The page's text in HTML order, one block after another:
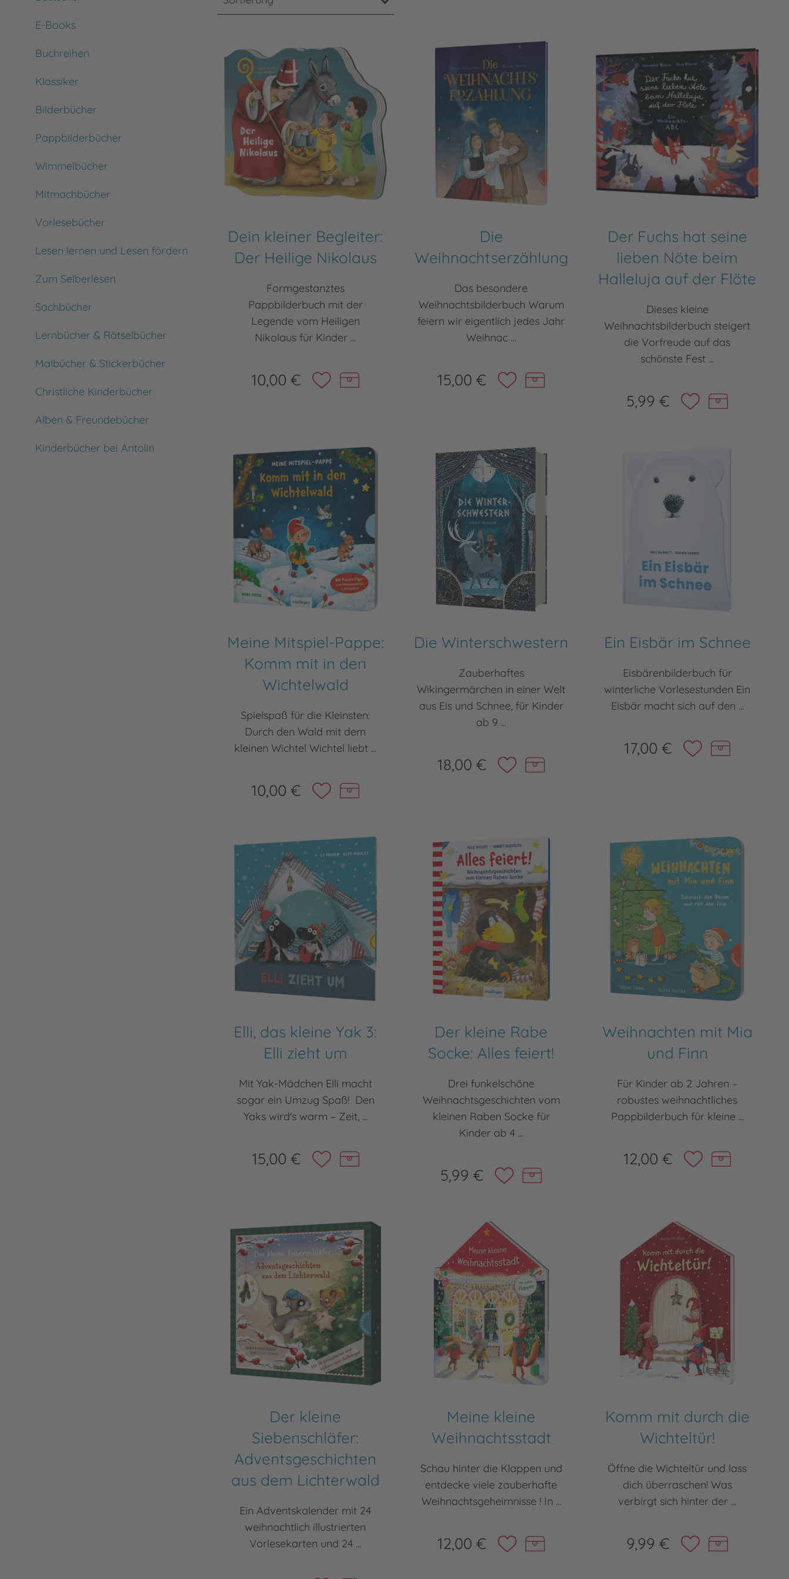
E-Books
Buchreihen
Klassiker
Bilderbücher
Pappbilderbücher
Wimmelbücher
Mitmachbücher
Vorlesebücher
Lesen lernen und Lesen fördern
Zum Selberlesen
Sachbücher
Lernbücher & Rätselbücher
Malbücher & Stickerbücher
Christliche Kinderbücher
Alben & Freundebücher
Kinderbücher bei Antolin
Dein kleiner Begleiter:
Der Heilige Nikolaus
Formgestanztes
Pappbilderbuch mit der
Legende vom Heiligen
Nikolaus für Kinder ...
10,00 €
Die
Weihnachtserzählung
Das besondere
Weihnachtsbilderbuch Warum
feiern wir eigentlich jedes Jahr
Weihnac ...
15,00 €
Der Fuchs hat seine
lieben Nöte beim
Halleluja auf der Flöte
Dieses kleine
Weihnachtsbilderbuch steigert
die Vorfreude auf das
schönste Fest ...
5,99 €
Meine Mitspiel-Pappe:
Komm mit in den
Wichtelwald
Spielspaß für die Kleinsten:
Durch den Wald mit dem
kleinen Wichtel Wichtel liebt ...
10,00 €
Die Winterschwestern
Zauberhaftes
Wikingermärchen in einer Welt
aus Eis und Schnee, für Kinder
ab 9 ...
18,00 €
Ein Eisbär im Schnee
Eisbärenbilderbuch für
winterliche Vorlesestunden Ein
Eisbär macht sich auf den ...
17,00 €
Elli, das kleine Yak 3:
Elli zieht um
Mit Yak-Mädchen Elli macht
sogar ein Umzug Spaß! Den
Yaks wird's warm – Zeit, ...
15,00 €
Der kleine Rabe
Socke: Alles feiert!
Drei funkelschöne
Weihnachtsgeschichten vom
kleinen Raben Socke für
Kinder ab 4 ...
5,99 €
Weihnachten mit Mia
und Finn
Für Kinder ab 2 Jahren –
robustes weihnachtliches
Pappbilderbuch für kleine ...
12,00 €
Der kleine
Siebenschläfer:
Adventsgeschichten
aus dem Lichterwald
Ein Adventskalender mit 24
weihnachtlich illustrierten
Vorlesekarten und 24 ...
Meine kleine
Weihnachtsstadt
Schau hinter die Klappen und
entdecke viele zauberhafte
Weihnachtsgeheimnisse ! In ...
12,00 €
Komm mit durch die
Wichteltür!
Öffne die Wichteltür und lass
dich überraschen! Was
verbirgt sich hinter der ...
9,99 €